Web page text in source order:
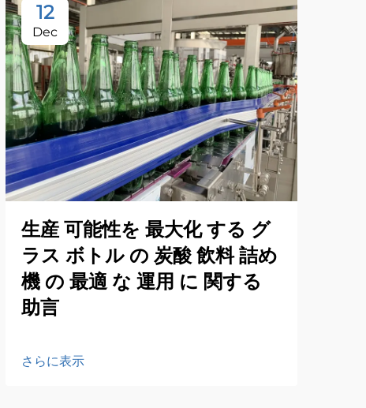
12
Dec
生産 可能性を 最大化 する グ
ラス ボトル の 炭酸 飲料 詰め
機 の 最適 な 運用 に 関する
助言
さらに表示